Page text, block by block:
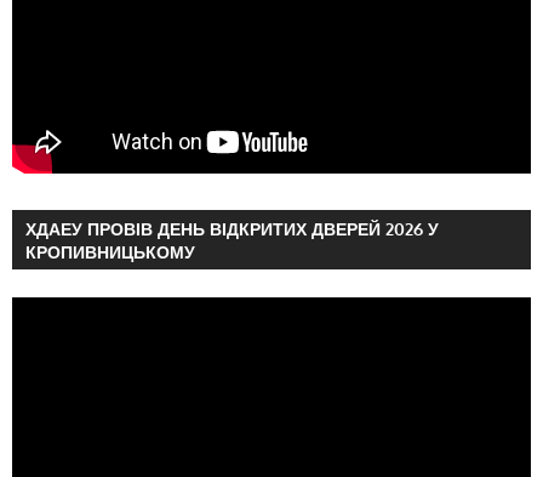
ХДАЕУ ПРОВІВ ДЕНЬ ВІДКРИТИХ ДВЕРЕЙ 2026 У
КРОПИВНИЦЬКОМУ